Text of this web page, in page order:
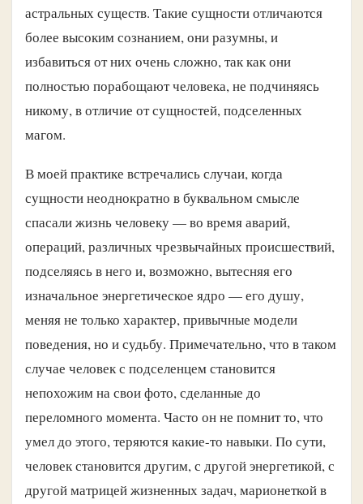
астральных существ. Такие сущности отличаются
более высоким сознанием, они разумны, и
избавиться от них очень сложно, так как они
полностью порабощают человека, не подчиняясь
никому, в отличие от сущностей, подселенных
магом.
В моей практике встречались случаи, когда
сущности неоднократно в буквальном смысле
спасали жизнь человеку — во время аварий,
операций, различных чрезвычайных происшествий,
подселяясь в него и, возможно, вытесняя его
изначальное энергетическое ядро — его душу,
меняя не только характер, привычные модели
поведения, но и судьбу. Примечательно, что в таком
случае человек с подселенцем становится
непохожим на свои фото, сделанные до
переломного момента. Часто он не помнит то, что
умел до этого, теряются какие-то навыки. По сути,
человек становится другим, с другой энергетикой, с
другой матрицей жизненных задач, марионеткой в